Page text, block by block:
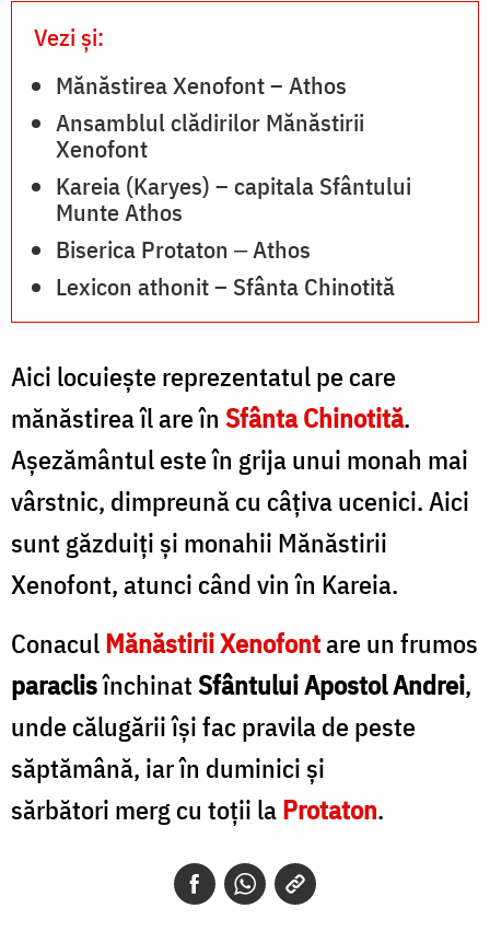
Vezi și:
Mănăstirea Xenofont – Athos
Ansamblul clădirilor Mănăstirii
Xenofont
Kareia (Karyes) – capitala Sfântului
Munte Athos
Biserica Protaton ‒ Athos
Lexicon athonit – Sfânta Chinotită
Aici locuieşte reprezentatul pe care
mănăstirea îl are în Sfânta Chinotită.
Aşezământul este în grija unui monah mai
vârstnic, dimpreună cu câţiva ucenici. Aici
sunt găzduiţi şi monahii Mănăstirii
Xenofont, atunci când vin în Kareia.
ConaculMănăstirii Xenofontare un frumos
paraclisînchinatSfântului Apostol Andrei,
unde călugării îşi fac pravila de peste
săptămână, iar în duminici şi
sărbători merg cu toţii laProtaton.